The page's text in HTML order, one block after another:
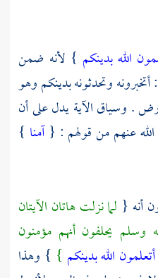
الله بدينكم } لأنه ضمن
وتحدثونه بدينكم وهو
. وسياق الآية يدل على أن
الله عنهم من قولهم : {آمنا }
أنه { لما نزلت هاتان الآيتان
وسلم يحلفون أنهم مؤمنون
الله بدينكم } } وهذا